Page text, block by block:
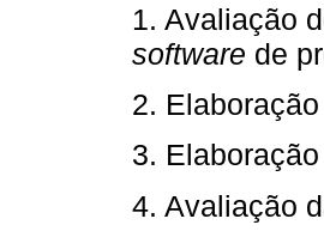
1. Avaliação
software de
2.
3.
4. Avaliação